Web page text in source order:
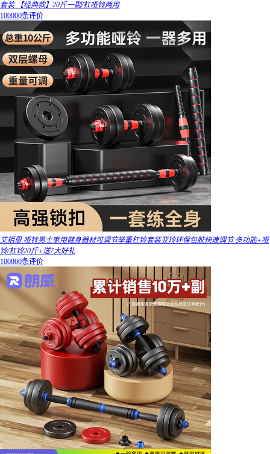
套装 【经典款】20斤一副/杠哑铃两用
100000条评价
艾栢恩 哑铃男士家用健身器材可调节举重杠铃套装亚玲环保包胶快速调节 多功能+哑
铃/杠铃20斤+送7大好礼
100000条评价